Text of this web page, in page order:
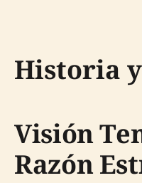
Historia
Visión
Razón